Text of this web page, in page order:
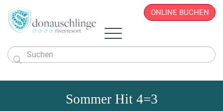
ONLINE BUCHEN
Zimmer & Angebote
Sportlich & Aktiv

Sommer Hit 4=3